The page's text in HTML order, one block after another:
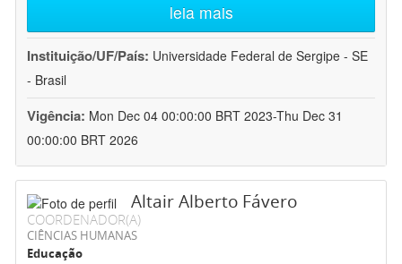
leia mais
Instituição/UF/País: Universidade Federal de Sergipe - SE
- Brasil
Vigência: Mon Dec 04 00:00:00 BRT 2023-Thu Dec 31
00:00:00 BRT 2026
Altair Alberto Fávero
COORDENADOR(A)
CIÊNCIAS HUMANAS
Educação